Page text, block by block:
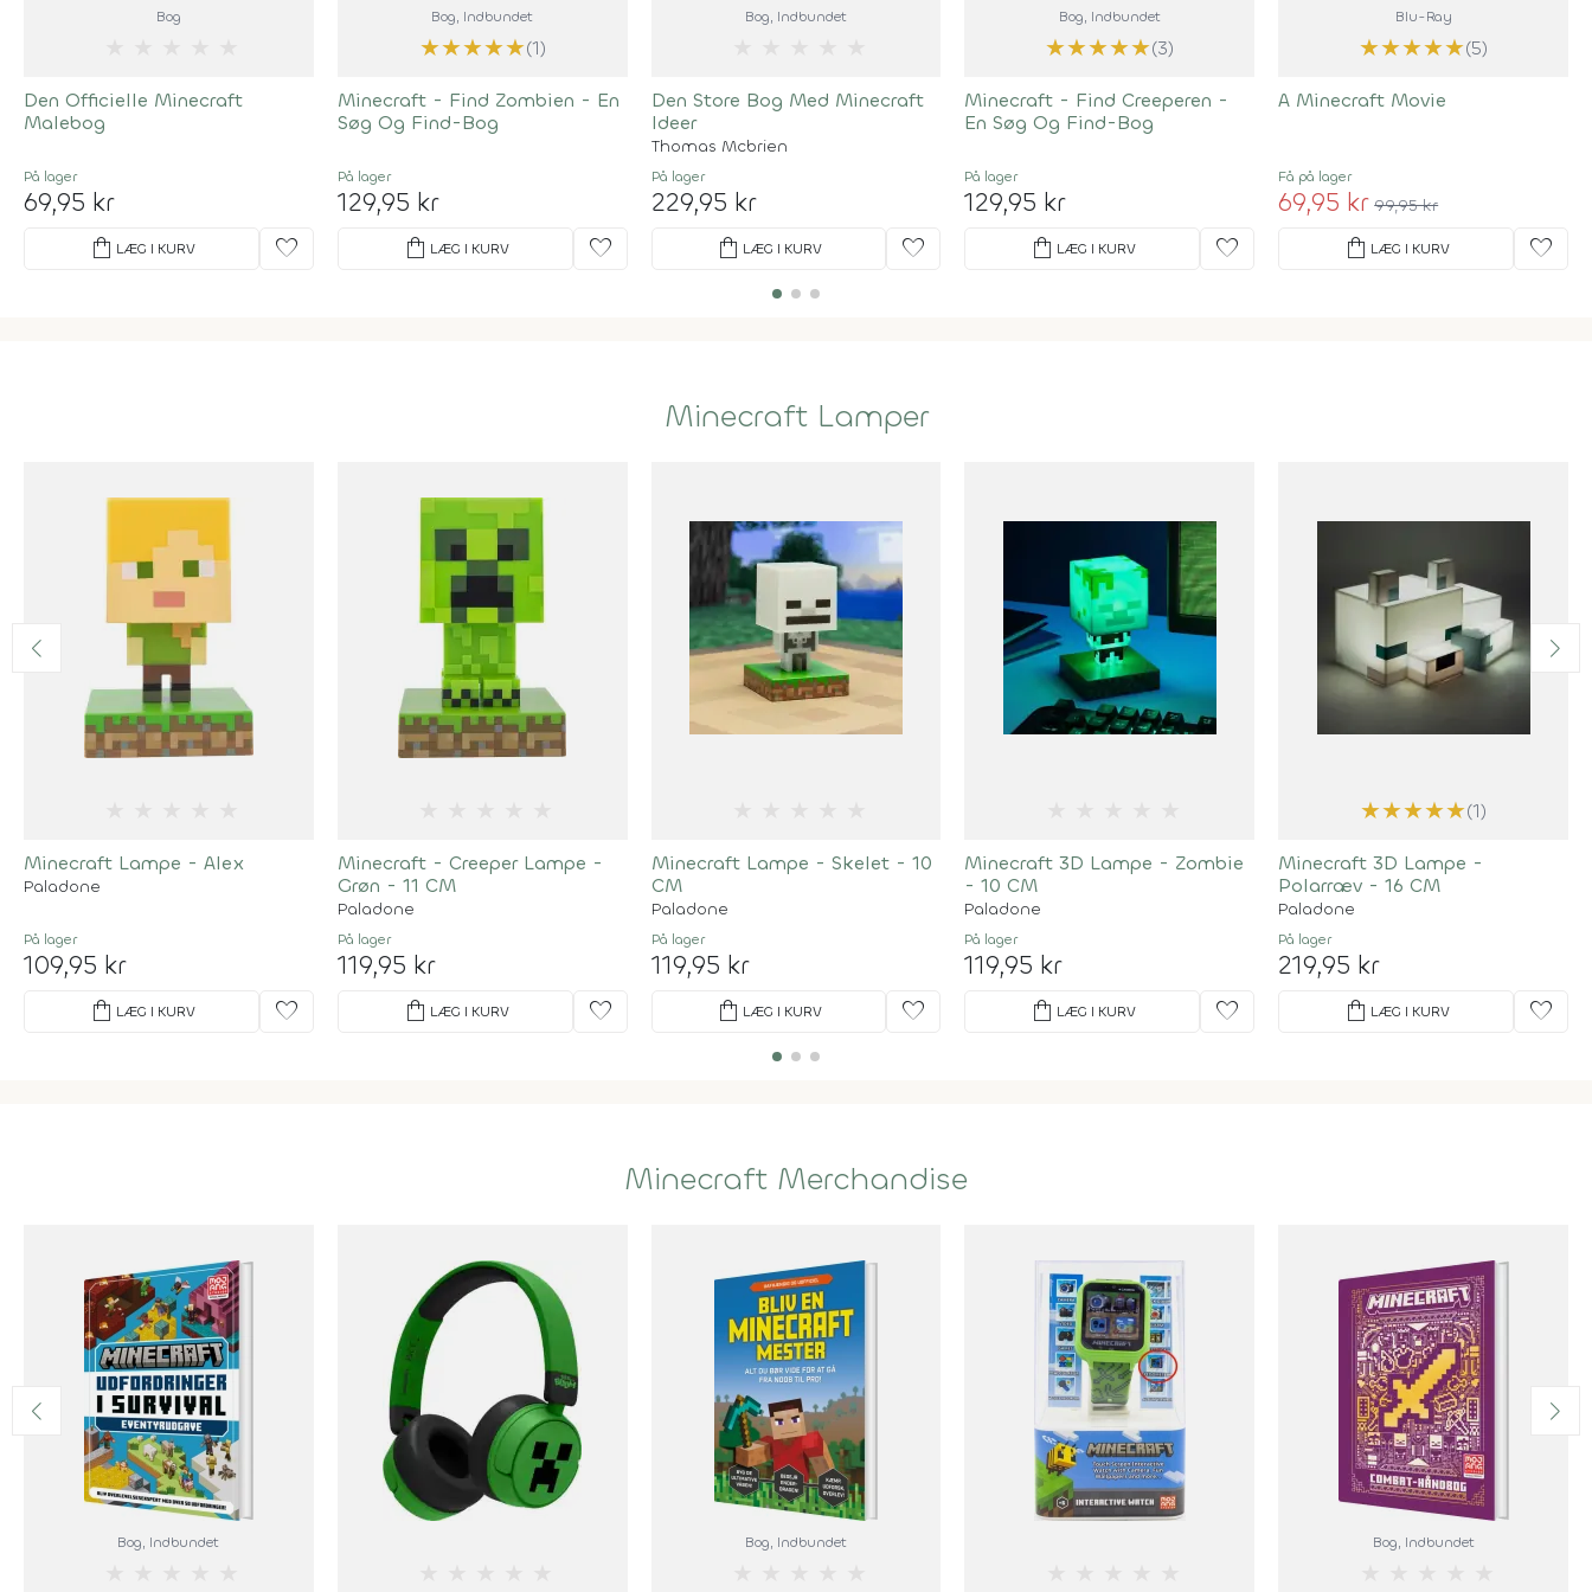
Bog
Den Officielle Minecraft
Malebog
På lager
69,95 kr
shopping_bag LÆG I KURV favorite
Bog, Indbundet
★★★★★(1)
Minecraft - Find Zombien - En
Søg Og Find-Bog
På lager
129,95 kr
shopping_bag LÆG I KURV favorite
Bog, Indbundet
Den Store Bog Med Minecraft
Ideer
Thomas Mcbrien
På lager
229,95 kr
shopping_bag LÆG I KURV favorite
Bog, Indbundet
★★★★★(3)
Minecraft - Find Creeperen -
En Søg Og Find-Bog
På lager
129,95 kr
shopping_bag LÆG I KURV favorite
Blu-Ray
★★★★★(5)
A Minecraft Movie
Få på lager
69,95 kr 99,95 kr
shopping_bag LÆG I KURV favorite
Minecraft Lamper
Minecraft Lampe - Alex
Paladone
På lager
109,95 kr
shopping_bag LÆG I KURV favorite
Minecraft - Creeper Lampe -
Grøn - 11 CM
Paladone
På lager
119,95 kr
shopping_bag LÆG I KURV favorite
Minecraft Lampe - Skelet - 10
CM
Paladone
På lager
119,95 kr
shopping_bag LÆG I KURV favorite
Minecraft 3D Lampe - Zombie
- 10 CM
Paladone
På lager
119,95 kr
shopping_bag LÆG I KURV favorite
★★★★★(1)
Minecraft 3D Lampe -
Polarræv - 16 CM
Paladone
På lager
219,95 kr
shopping_bag LÆG I KURV favorite
Minecraft Merchandise
Bog, Indbundet Bog, Indbundet Bog, Indbundet